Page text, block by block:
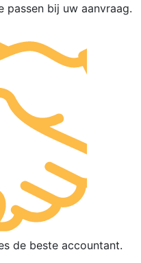
passen bij uw aanvraag.
de beste accountant.